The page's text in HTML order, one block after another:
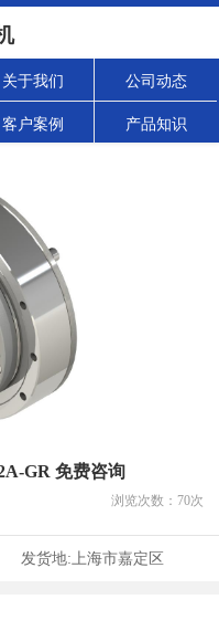
关于我们 公司动态
客户案例 产品知识
GR 免费咨询
浏览次数： 70次
发货地: 上海市嘉定区